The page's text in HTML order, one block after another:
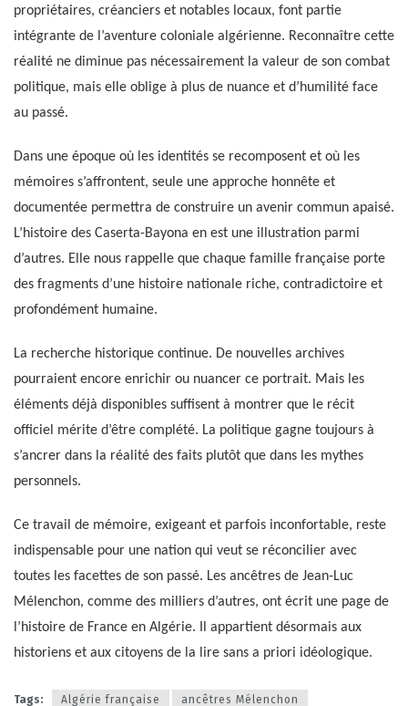
propriétaires, créanciers et notables locaux, font partie
intégrante de l’aventure coloniale algérienne. Reconnaître cette
réalité ne diminue pas nécessairement la valeur de son combat
politique, mais elle oblige à plus de nuance et d’humilité face
au passé.
Dans une époque où les identités se recomposent et où les
mémoires s’affrontent, seule une approche honnête et
documentée permettra de construire un avenir commun apaisé.
L’histoire des Caserta-Bayona en est une illustration parmi
d’autres. Elle nous rappelle que chaque famille française porte
des fragments d’une histoire nationale riche, contradictoire et
profondément humaine.
La recherche historique continue. De nouvelles archives
pourraient encore enrichir ou nuancer ce portrait. Mais les
éléments déjà disponibles suffisent à montrer que le récit
officiel mérite d’être complété. La politique gagne toujours à
s’ancrer dans la réalité des faits plutôt que dans les mythes
personnels.
Ce travail de mémoire, exigeant et parfois inconfortable, reste
indispensable pour une nation qui veut se réconcilier avec
toutes les facettes de son passé. Les ancêtres de Jean-Luc
Mélenchon, comme des milliers d’autres, ont écrit une page de
l’histoire de France en Algérie. Il appartient désormais aux
historiens et aux citoyens de la lire sans a priori idéologique.
Tags: Algérie française ancêtres Mélenchon